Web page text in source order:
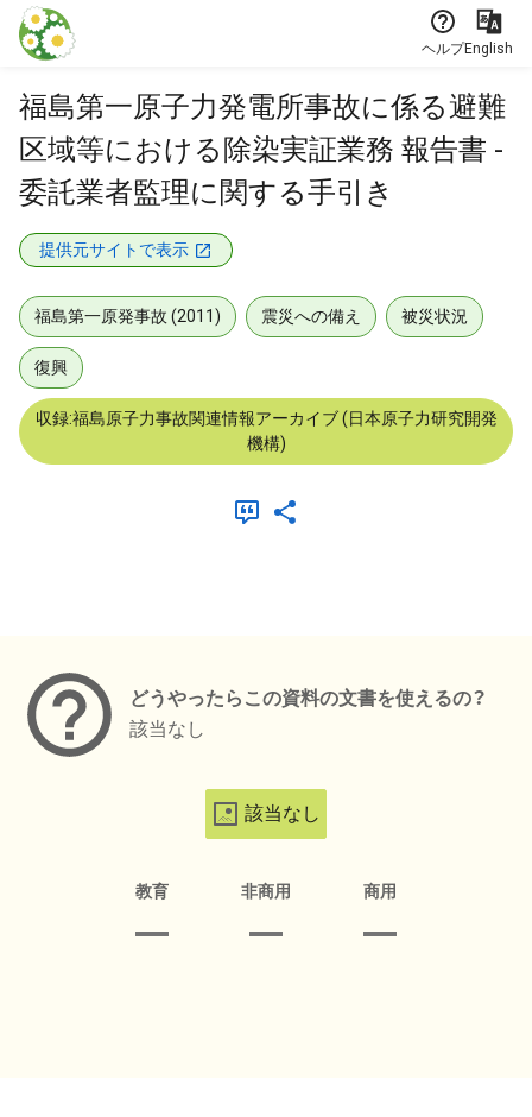
本文に飛ぶ
ヘルプEnglish
福島第一原子力発電所事故に係る避難
区域等における除染実証業務 報告書 -
委託業者監理に関する手引き
提供元サイトで表示
福島第一原発事故 (2011) 震災への備え 被災状況
復興
収録:福島原子力事故関連情報アーカイブ (日本原子力研究開発
機構)
どうやったらこの資料の文書を使えるの？
該当なし
該当なし
教育 非商用 商用